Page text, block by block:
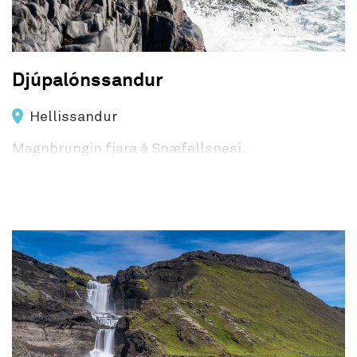
Djúpalónssandur
Hellissandur
Magnþrungin fjara á Snæfellsnesi.